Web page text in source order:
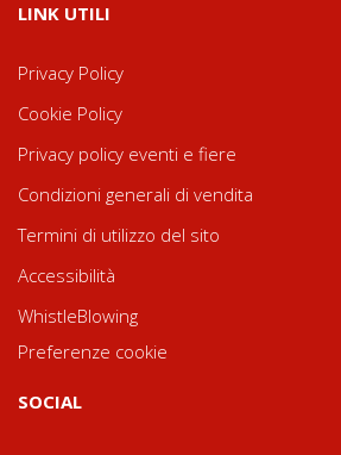
LINK UTILI
Privacy Policy
Cookie Policy
Privacy policy eventi e fiere
Condizioni generali di vendita
Termini di utilizzo del sito
Accessibilità
WhistleBlowing
Preferenze cookie
SOCIAL